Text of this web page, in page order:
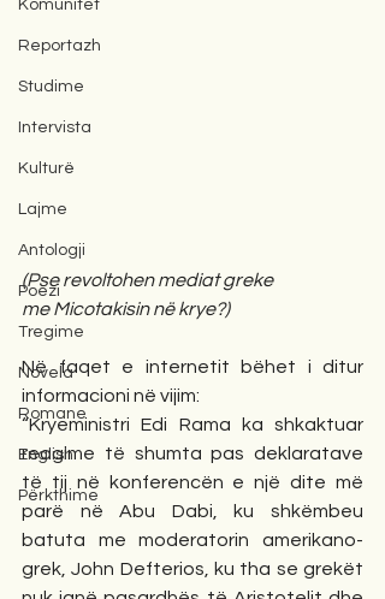
Komunitet
Reportazh
Studime
Intervista
Kulturë
Lajme
Antologji
Poezi
Tregime
Novela
Romane
English
Përkthime
(Pse revoltohen mediat greke
me Micotakisin në krye?)
Në faqet e internetit bëhet i ditur
informacioni në vijim:
“Kryeministri Edi Rama ka shkaktuar
reagime të shumta pas deklaratave
të tij në konferencën e një dite më
parë në Abu Dabi, ku shkëmbeu
batuta me moderatorin amerikano-
grek, John Defterios, ku tha se grekët